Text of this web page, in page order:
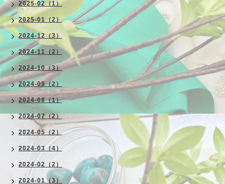
2025-02（1）
2025-01（2）
2024-12（3）
2024-11（2）
2024-10（3）
2024-09（2）
2024-08（1）
2024-07（2）
2024-05（2）
2024-03（4）
2024-02（2）
2024-01（3）